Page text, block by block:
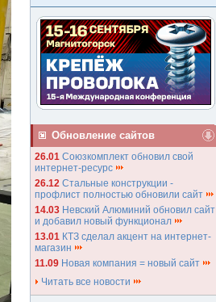
Обновление сайтов
26.01 Союзкомплект обновил свой
интернет-ресурс
26.12 Стальные конструкции -
профлист полностью обновили сайт
14.03 Невский Алюминий обновил сайт
и добавил новый функционал
13.01 КТЗ сделал акцент на интернет-
магазин
11.09 Новая компания = новый сайт
Читать все новости